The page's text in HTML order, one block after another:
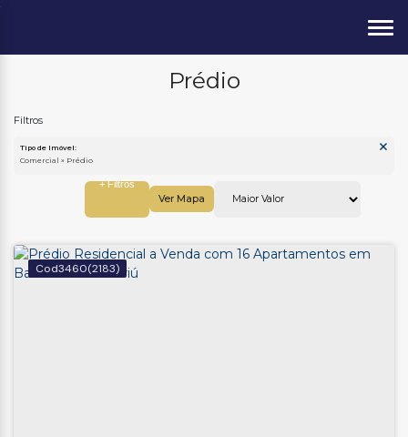
Prédio
Tipo de Imóvel:
Ver Mapa
3460(2183)